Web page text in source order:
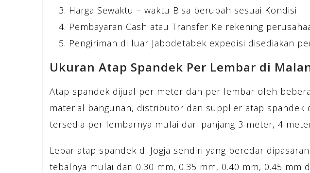
Harga Sewaktu – waktu Bisa berubah sesuai Kondisi
Pembayaran Cash atau Transfer Ke rekening
Pengiriman di luar Jabodetabek expedisi disediakan
Ukuran Atap Spandek Per Lembar di
Atap spandek dijual per meter dan per lembar oleh
material bangunan, distributor dan supplier atap spandek
tersedia per lembarnya mulai dari panjang 3 meter, 4
Lebar atap spandek di Jogja sendiri yang beredar
tebalnya mulai dari 0.30 mm, 0.35 mm, 0.40 mm, 0.45 mm